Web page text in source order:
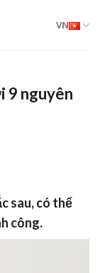
VN
9 nguyên
sau, có thể
công.